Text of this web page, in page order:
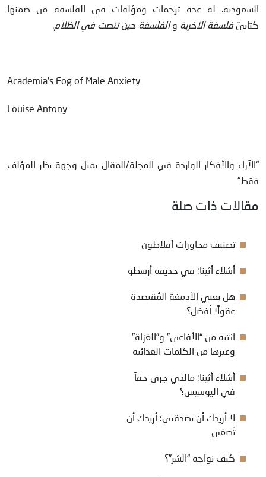
السعودية. له عدة ترجمات ومؤلفات في الفلسفة من ضمنها
كتابيّفلسفة الآخرية والفلسفة حين تنصت في الظلام.
Academia’s Fog of Male Anxiety
Louise Antony
“الآراء والأفكار الواردة في المجلة/المقال تمثل وجهة نظر المؤلف
فقط”
مقالات ذات صلة
تصنيف محاورات أفلاطون
أشلاء أثينا: في حديقة أرسطو
هل تعني الأدمغة المُقتصدة
عقولًا أفضل؟
انتبه من “الأفاعي” و”الغزاة”
وغيرها من الكلمات العدائية
أشلاء أثينا: مالذي جرى حقاً
في إليوسيس؟
لا أريدك أن تصدقني؛ أريدك أن
تُصغي
كيف نواجه “الشر”؟